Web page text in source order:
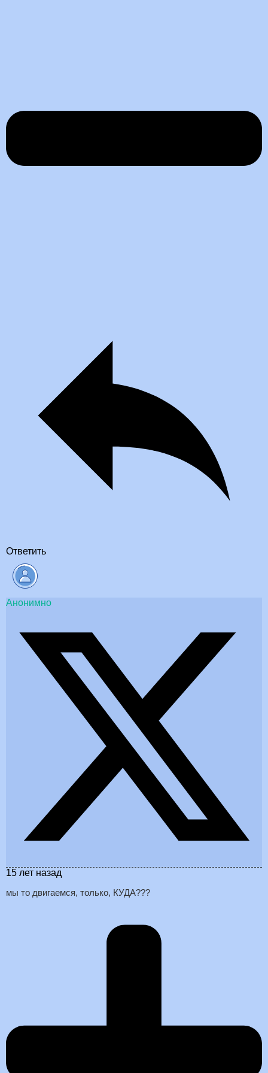
Ответить
Анонимно
15 лет назад
мы то двигаемся, только, КУДА???